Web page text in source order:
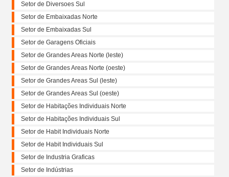
Setor de Diversoes Sul
Setor de Embaixadas Norte
Setor de Embaixadas Sul
Setor de Garagens Oficiais
Setor de Grandes Areas Norte (leste)
Setor de Grandes Areas Norte (oeste)
Setor de Grandes Areas Sul (leste)
Setor de Grandes Areas Sul (oeste)
Setor de Habitações Individuais Norte
Setor de Habitações Individuais Sul
Setor de Habit Individuais Norte
Setor de Habit Individuais Sul
Setor de Industria Graficas
Setor de Indústrias